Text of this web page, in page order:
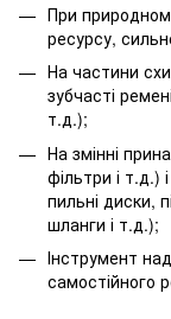
При
ресурсу,
На частини
зубчасті
т.д.);
На змінні
фільтри і т.д.)
пильні диски,
шланги і т.д.);
Інструмент
самостійного